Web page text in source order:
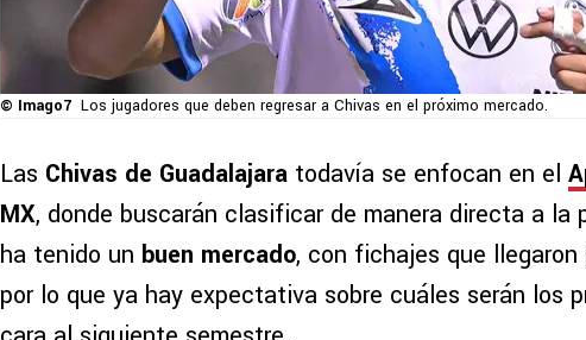
© Imago7 Los jugadores que deben regresar a Chivas en el próximo mercado.
Las Chivas de Guadalajara todavía se enfocan en el
MX, donde buscarán clasificar de manera directa a la
ha tenido un buen mercado, con fichajes que llegaron
por lo que ya hay expectativa sobre cuáles serán los